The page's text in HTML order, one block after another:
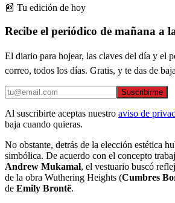
📰 Tu edición de hoy
Recibe el periódico de mañana a
El diario para hojear, las claves del día y el
correo, todos los días. Gratis, y te das de
Suscribirme
Al suscribirte aceptas nuestro aviso de
baja cuando quieras.
No obstante, detrás de la elección estética
simbólica. De acuerdo con el concepto
Andrew Mukamal, el vestuario buscó
de la obra Wuthering Heights (Cumbres
de Emily Brontë.